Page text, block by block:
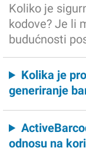
Koliko je
kodove? Je li
budućnosti
Kolika je
generiranje
odnosu na